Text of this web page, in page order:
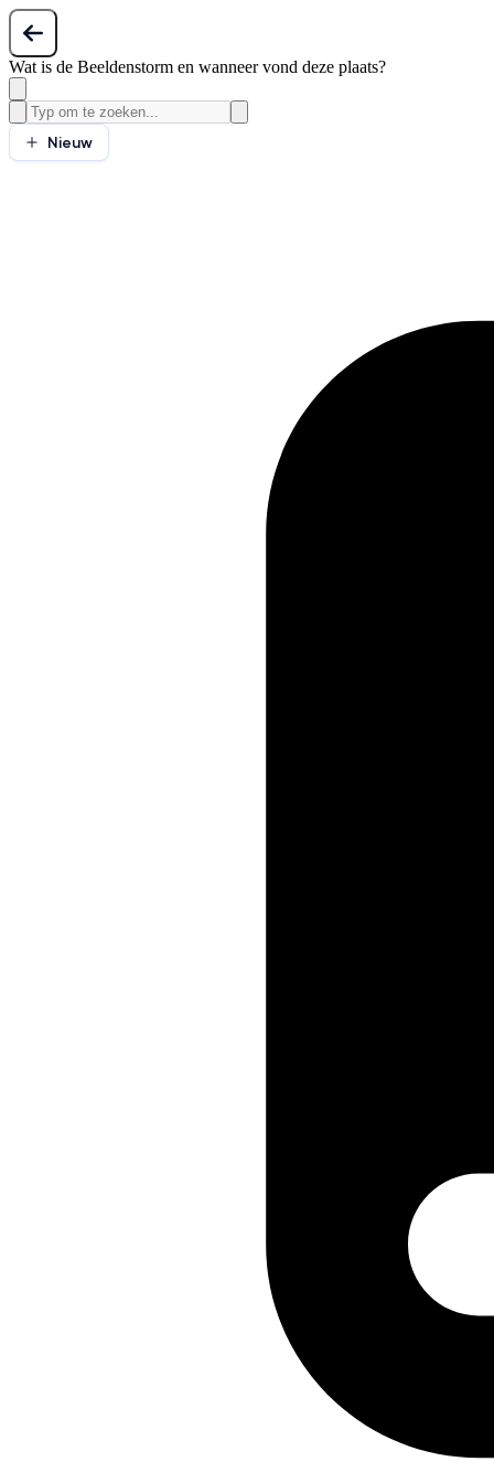
Wat is de Beeldenstorm en wanneer vond deze plaats?
Nieuw